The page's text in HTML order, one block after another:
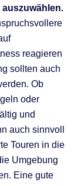
reagieren
sollten auch
Ob
oder
und
auch sinnvoll
Touren in die
Umgebung
Eine gute